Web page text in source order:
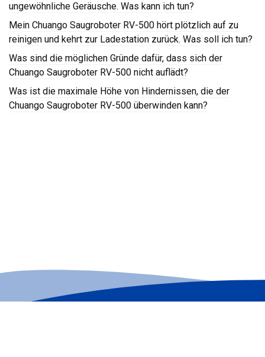
ungewöhnliche Geräusche. Was kann ich tun?
Mein Chuango Saugroboter RV-500 hört plötzlich auf zu
reinigen und kehrt zur Ladestation zurück. Was soll ich tun?
Was sind die möglichen Gründe dafür, dass sich der
Chuango Saugroboter RV-500 nicht auflädt?
Was ist die maximale Höhe von Hindernissen, die der
Chuango Saugroboter RV-500 überwinden kann?